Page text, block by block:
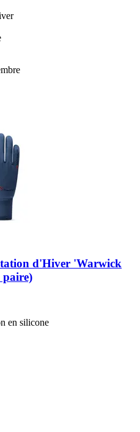
d'Hiver 'Warwick
en silicone